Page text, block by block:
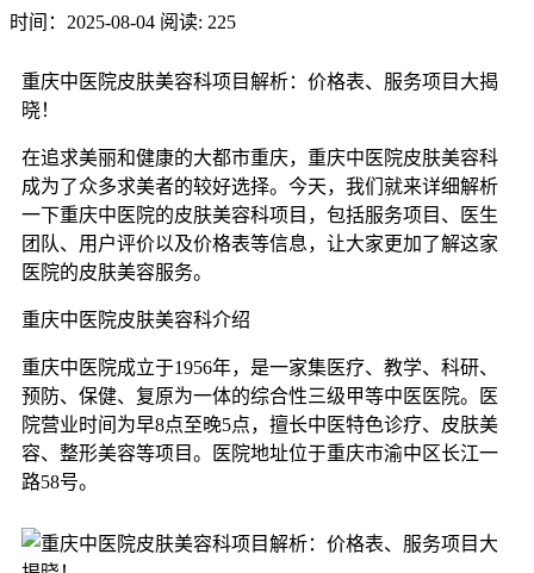
时间：2025-08-04 阅读: 225
重庆中医院皮肤美容科项目解析：价格表、服务项目大揭
晓！
在追求美丽和健康的大都市重庆，重庆中医院皮肤美容科
成为了众多求美者的较好选择。今天，我们就来详细解析
一下重庆中医院的皮肤美容科项目，包括服务项目、医生
团队、用户评价以及价格表等信息，让大家更加了解这家
医院的皮肤美容服务。
重庆中医院皮肤美容科介绍
重庆中医院成立于1956年，是一家集医疗、教学、科研、
预防、保健、复原为一体的综合性三级甲等中医医院。医
院营业时间为早8点至晚5点，擅长中医特色诊疗、皮肤美
容、整形美容等项目。医院地址位于重庆市渝中区长江一
路58号。